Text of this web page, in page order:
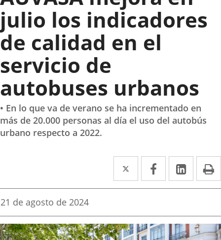
julio los indicadores
de calidad en el
servicio de
autobuses urbanos
• En lo que va de verano se ha incrementado en
más de 20.000 personas al día el uso del autobús
urbano respecto a 2022.
Twitter
Enlace
a
aplicación
externa.
Facebook
Enlace
a
aplicación
externa.
Enlace
a
Fecha
la
noticia
21 de agosto de 2024